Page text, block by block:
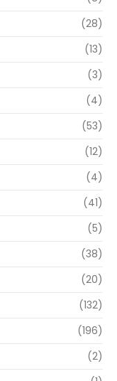
(28)
(13)
(3)
(4)
(53)
(12)
(4)
(41)
(5)
(38)
(20)
(132)
(196)
(2)